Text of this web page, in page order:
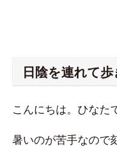
日陰を連れて
こんにちは。ひなた
暑いのが苦手なので